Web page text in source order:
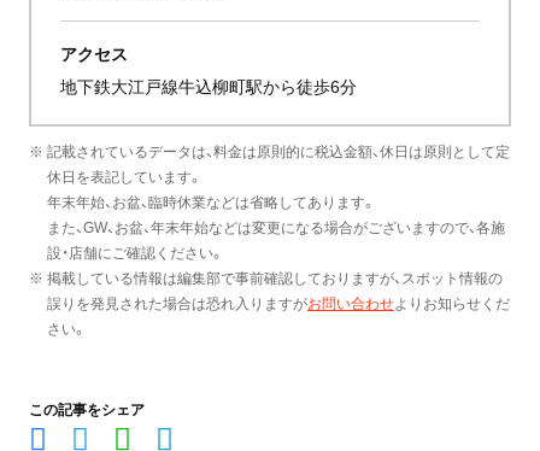
アクセス
地下鉄大江戸線牛込柳町駅から徒歩6分
※ 記載されているデータは、料金は原則的に税込金額、休日は原則として定
休日を表記しています。
年末年始、お盆、臨時休業などは省略してあります。
また、GW、お盆、年末年始などは変更になる場合がございますので、各施
設・店舗にご確認ください。
※ 掲載している情報は編集部で事前確認しておりますが、スポット情報の
誤りを発見された場合は恐れ入りますがお問い合わせよりお知らせくだ
さい。
この記事をシェア